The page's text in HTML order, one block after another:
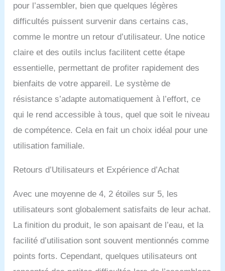
depuis la France. Après
l'enregistrement de
une garantie gratuite de 5
ans. Associée à nos
disponibles, WaterRower
garantit un plaisir
d'entraînement durable.
Design unique et peu
encombrant : Le
WaterRower Driftwood est
peu encombrant, il peut
déplaçable une fois
pas plus de place qu'une
chaise. Ayant son centre
de gravité situé au niveau
de la cuve, il est très
facile de soulever
l'extrémité du rameur tout
en maintenant l'eau en
toute sécurité dans la
pour l’assembler, bien que quelques légères
difficultés puissent survenir dans certains cas,
comme le montre un retour d’utilisateur. Une notice
claire et des outils inclus facilitent cette étape
essentielle, permettant de profiter rapidement des
bienfaits de votre appareil. Le système de
résistance s’adapte automatiquement à l’effort, ce
qui le rend accessible à tous, quel que soit le niveau
de compétence. Cela en fait un choix idéal pour une
utilisation familiale.
Retours d’Utilisateurs et Expérience d’Achat
Avec une moyenne de 4, 2 étoiles sur 5, les
utilisateurs sont globalement satisfaits de leur achat.
La finition du produit, le son apaisant de l’eau, et la
facilité d’utilisation sont souvent mentionnés comme
points forts. Cependant, quelques utilisateurs ont